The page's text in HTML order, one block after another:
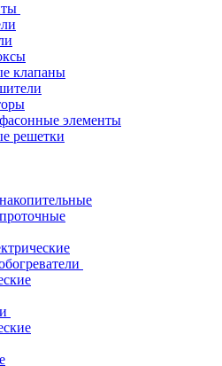
клапаны
элементы
решетки